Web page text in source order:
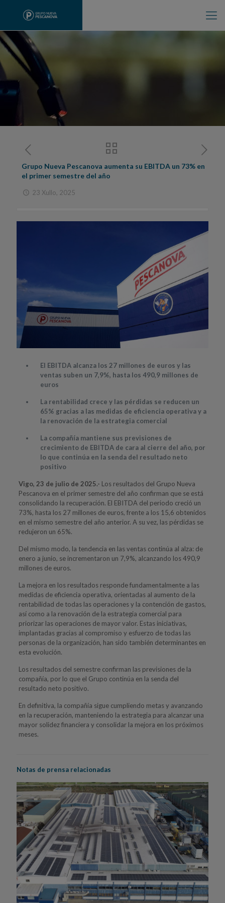
Grupo Nueva Pescanova aumenta su EBITDA un 73% en
el primer semestre del año
23 Xullo, 2025
El EBITDA alcanza los 27 millones de euros y las
ventas suben un 7,9%, hasta los 490,9 millones de
euros
La rentabilidad crece y las pérdidas se reducen un
65% gracias a las medidas de eficiencia operativa y a
la renovación de la estrategia comercial
La compañía mantiene sus previsiones de
crecimiento de EBITDA de cara al cierre del año, por
lo que continúa en la senda del resultado neto
positivo
Vigo, 23 de julio de 2025.- Los resultados del Grupo Nueva
Pescanova en el primer semestre del año confirman que se está
consolidando la recuperación. El EBITDA del periodo creció un
73%, hasta los 27 millones de euros, frente a los 15,6 obtenidos
en el mismo semestre del año anterior. A su vez, las pérdidas se
redujeron un 65%.
Del mismo modo, la tendencia en las ventas continúa al alza: de
enero a junio, se incrementaron un 7,9%, alcanzando los 490,9
millones de euros.
La mejora en los resultados responde fundamentalmente a las
medidas de eficiencia operativa, orientadas al aumento de la
rentabilidad de todas las operaciones y la contención de gastos,
así como a la renovación de la estrategia comercial para
priorizar las operaciones de mayor valor. Estas iniciativas,
implantadas gracias al compromiso y esfuerzo de todas las
personas de la organización, han sido también determinantes en
esta evolución.
Los resultados del semestre confirman las previsiones de la
compañía, por lo que el Grupo continúa en la senda del
resultado neto positivo.
En definitiva, la compañía sigue cumpliendo metas y avanzando
en la recuperación, manteniendo la estrategia para alcanzar una
mayor solidez financiera y consolidar la mejora en los próximos
meses.
Notas de prensa relacionadas